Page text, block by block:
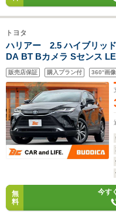
トヨタ
ハリアー 2.5 ハイブリッ
DA BT Bカメラ Sセンス
ート ETC レーダークルー
脱 オートエアコン スマー
販売店保証 購入プラン付 360°画
無
料
今す